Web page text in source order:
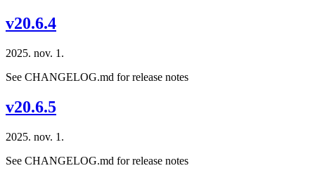
v20.6.4
2025. nov. 1.
See CHANGELOG.md for release notes
v20.6.5
2025. nov. 1.
See CHANGELOG.md for release notes